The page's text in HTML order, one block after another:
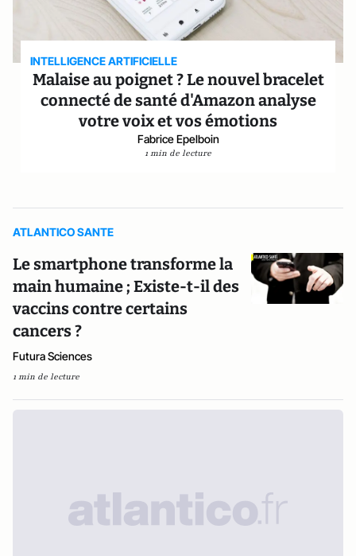
INTELLIGENCE ARTIFICIELLE
Malaise au poignet ? Le nouvel bracelet
connecté de santé d'Amazon analyse
votre voix et vos émotions
Fabrice Epelboin
1 min de lecture
ATLANTICO SANTE
Le smartphone transforme la
main humaine ; Existe-t-il des
vaccins contre certains
cancers ?
Futura Sciences
1 min de lecture